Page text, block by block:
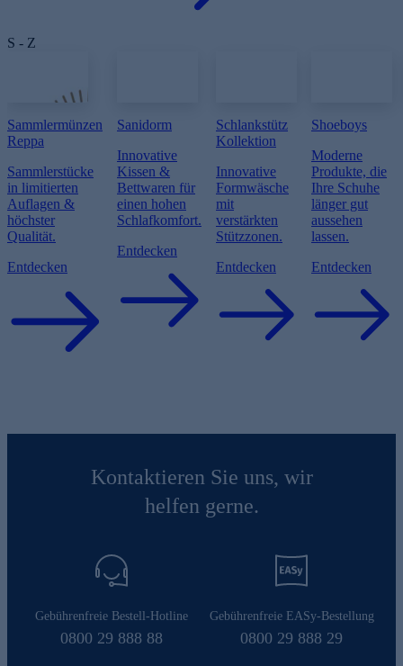
S - Z
Sammlermünzen
Reppa
Sammlerstücke
in limitierten
Auflagen &
höchster
Qualität.
Entdecken
Sanidorm
Innovative
Kissen &
Bettwaren für
einen hohen
Schlafkomfort.
Entdecken
Schlankstütz
Kollektion
Innovative
Formwäsche
mit
verstärkten
Stützzonen.
Entdecken
Shoeboys
Moderne
Produkte, die
Ihre Schuhe
länger gut
aussehen
lassen.
Entdecken
Kontaktieren Sie uns, wir
helfen gerne.
Gebührenfreie Bestell-Hotline
0800 29 888 88
Gebührenfreie EASy-Bestellung
0800 29 888 29